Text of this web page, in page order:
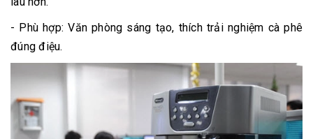
- Phù hợp: Văn phòng sáng tạo, thích trải nghiệm cà phê
đúng điệu.